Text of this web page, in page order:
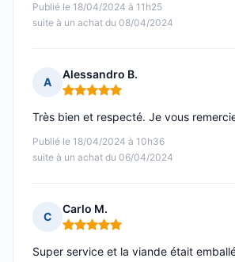
Publié le 18/04/2024 à 11h25
suite à un achat du 08/04/2024
A
Alessandro B.
Note : 5 sur 5
Publié le 18/04/2024 à 10h36
suite à un achat du 06/04/2024
Très bien et respecté. Je vous
C
Carlo M.
Note : 5 sur 5
Super service et la viande était